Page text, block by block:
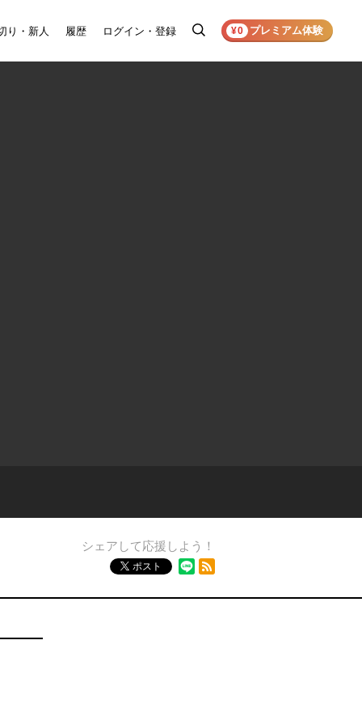
り・新人 履歴 ログイン・登録
検
¥0 プレミアム体験
シェアして応援しよう！
ポスト